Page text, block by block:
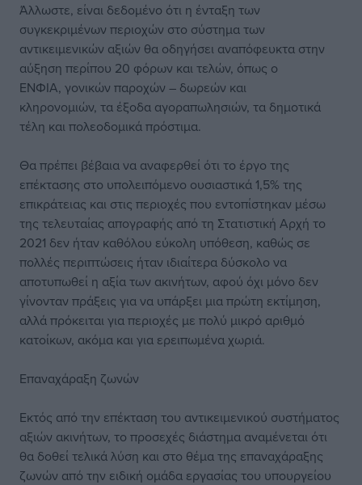
Άλλωστε, είναι δεδομένο ότι η ένταξη των
συγκεκριμένων περιοχών στο σύστημα των
αντικειμενικών αξιών θα οδηγήσει αναπόφευκτα στην
αύξηση περίπου 20 φόρων και τελών, όπως ο
ΕΝΦΙΑ, γονικών παροχών – δωρεών και
κληρονομιών, τα έξοδα αγοραπωλησιών, τα δημοτικά
τέλη και πολεοδομικά πρόστιμα.
Θα πρέπει βέβαια να αναφερθεί ότι το έργο της
επέκτασης στο υπολειπόμενο ουσιαστικά 1,5% της
επικράτειας και στις περιοχές που εντοπίστηκαν μέσω
της τελευταίας απογραφής από τη Στατιστική Αρχή το
2021 δεν ήταν καθόλου εύκολη υπόθεση, καθώς σε
πολλές περιπτώσεις ήταν ιδιαίτερα δύσκολο να
αποτυπωθεί η αξία των ακινήτων, αφού όχι μόνο δεν
γίνονταν πράξεις για να υπάρξει μια πρώτη εκτίμηση,
αλλά πρόκειται για περιοχές με πολύ μικρό αριθμό
κατοίκων, ακόμα και για ερειπωμένα χωριά.
Επαναχάραξη ζωνών
Εκτός από την επέκταση του αντικειμενικού συστήματος
αξιών ακινήτων, το προσεχές διάστημα αναμένεται ότι
θα δοθεί τελικά λύση και στο θέμα της επαναχάραξης
ζωνών από την ειδική ομάδα εργασίας του υπουργείου